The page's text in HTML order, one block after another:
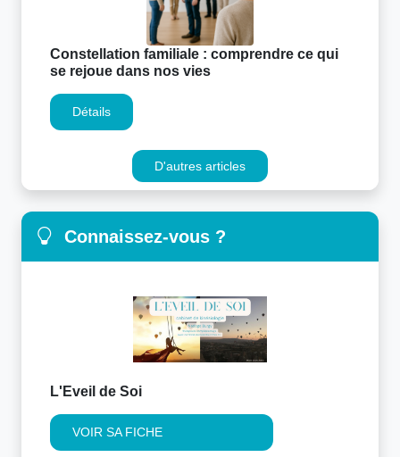
Constellation familiale : comprendre ce qui
se rejoue dans nos vies
Détails
D'autres articles
Connaissez-vous ?
L'Eveil de Soi
VOIR SA FICHE